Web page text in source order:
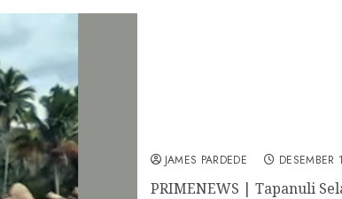
JAMES PARDEDE
PRIMENEWS | Tapanuli